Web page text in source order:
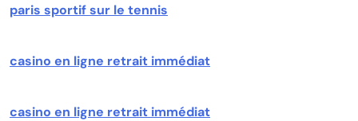
paris sportif sur le tennis
casino en ligne retrait immédiat
casino en ligne retrait immédiat